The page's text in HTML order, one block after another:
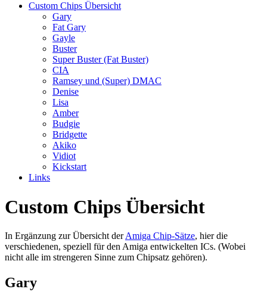
Custom Chips Übersicht
Gary
Fat Gary
Gayle
Buster
Super Buster (Fat Buster)
CIA
Ramsey und (Super) DMAC
Denise
Lisa
Amber
Budgie
Bridgette
Akiko
Vidiot
Kickstart
Links
Custom Chips Übersicht
In Ergänzung zur Übersicht derAmiga Chip-Sätze, hier die
verschiedenen, speziell für den Amiga entwickelten ICs. (Wobei
nicht alle im strengeren Sinne zum Chipsatz gehören).
Gary